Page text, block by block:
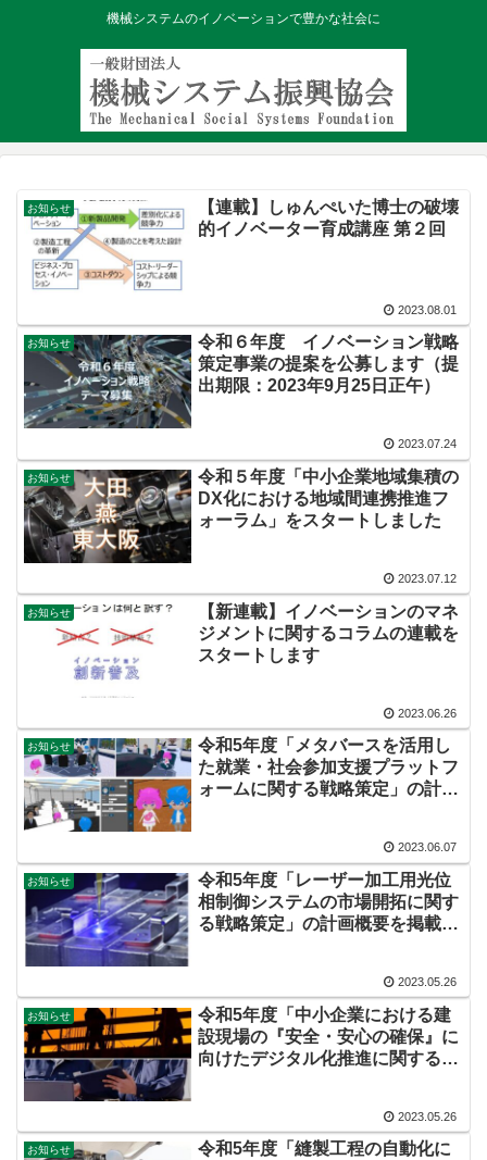
機械システムのイノベーションで豊かな社会に
お知らせ
【連載】しゅんぺいた博士の破壊
的イノベーター育成講座 第２回
2023.08.01
お知らせ
令和６年度 イノベーション戦略
策定事業の提案を公募します（提
出期限：2023年9月25日正午）
2023.07.24
お知らせ
令和５年度「中小企業地域集積の
DX化における地域間連携推進フ
ォーラム」をスタートしました
2023.07.12
お知らせ
【新連載】イノベーションのマネ
ジメントに関するコラムの連載を
スタートします
2023.06.26
お知らせ
令和5年度「メタバースを活用し
た就業・社会参加支援プラットフ
ォームに関する戦略策定」の計画
2023.06.07
お知らせ
令和5年度「レーザー加工用光位
相制御システムの市場開拓に関す
る戦略策定」の計画概要を掲載し
2023.05.26
お知らせ
令和5年度「中小企業における建
設現場の『安全・安心の確保』に
向けたデジタル化推進に関する戦
2023.05.26
お知らせ
令和5年度「縫製工程の自動化に